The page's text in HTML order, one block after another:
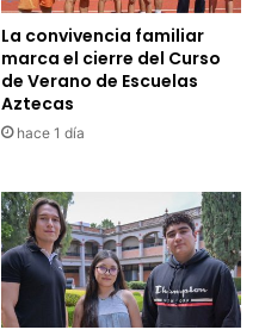
La convivencia familiar
marca el cierre del Curso
de Verano de Escuelas
Aztecas
hace 1 día